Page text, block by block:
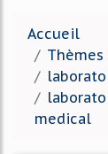
Accueil
medical